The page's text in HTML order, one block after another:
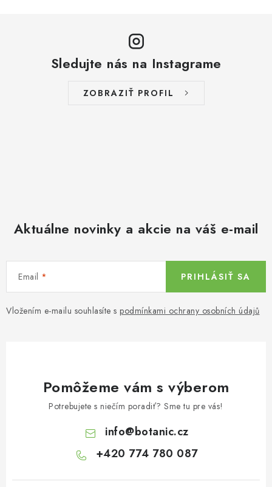
Sledujte nás na Instagrame
ZOBRAZIŤ PROFIL
Aktuálne novinky a akcie na váš e-mail
Email
Vložením e-mailu souhlasíte s podmínkami ochrany osobních údajů
PRIHLÁSIŤ SA
Pomôžeme vám s výberom
Potrebujete s niečím poradiť? Sme tu pre vás!
info@botanic.cz
+420 774 780 087